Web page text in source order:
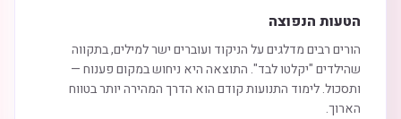
הטעות הנפוצה
הורים רבים מדלגים על הניקוד ועוברים ישר למילים, בתקווה
שהילדים "יקלטו לבד". התוצאה היא ניחוש במקום פענוח —
ותסכול. לימוד התנועות קודם הוא הדרך המהירה יותר בטווח
הארוך.